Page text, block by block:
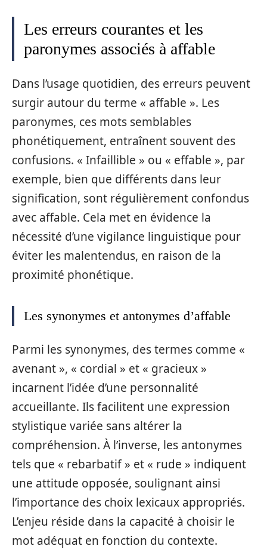
Les erreurs courantes et les
paronymes associés à affable
Dans l’usage quotidien, des erreurs peuvent
surgir autour du terme « affable ». Les
paronymes, ces mots semblables
phonétiquement, entraînent souvent des
confusions. « Infaillible » ou « effable », par
exemple, bien que différents dans leur
signification, sont régulièrement confondus
avec affable. Cela met en évidence la
nécessité d’une vigilance linguistique pour
éviter les malentendus, en raison de la
proximité phonétique.
Les synonymes et antonymes d’affable
Parmi les synonymes, des termes comme «
avenant », « cordial » et « gracieux »
incarnent l’idée d’une personnalité
accueillante. Ils facilitent une expression
stylistique variée sans altérer la
compréhension. À l’inverse, les antonymes
tels que « rebarbatif » et « rude » indiquent
une attitude opposée, soulignant ainsi
l’importance des choix lexicaux appropriés.
L’enjeu réside dans la capacité à choisir le
mot adéquat en fonction du contexte.